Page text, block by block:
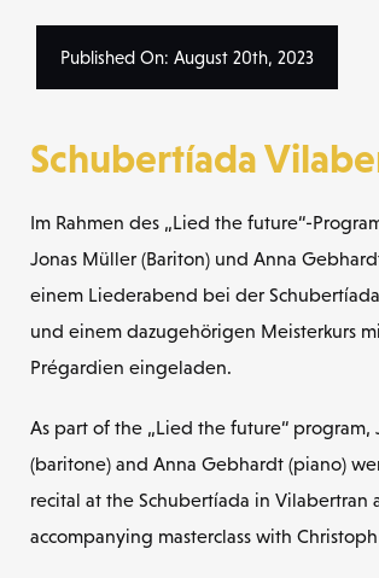
Published On: August 20th, 2023
Schubertíada
Im Rahmen des „Lied the future“-
Jonas Müller (Bariton) und Anna
einem Liederabend bei der
und einem dazugehörigen Meisterkurs
Prégardien eingeladen.
As part of the „Lied the future“ program,
(baritone) and Anna Gebhardt (piano)
recital at the Schubertíada in Vilabertran
accompanying masterclass with